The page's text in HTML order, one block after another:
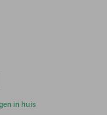
in huis